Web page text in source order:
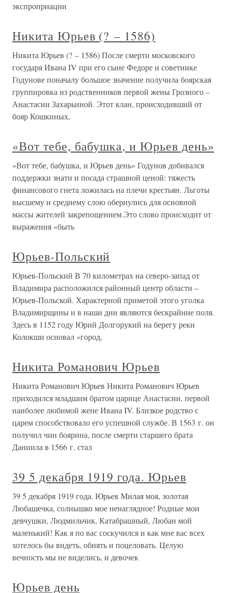
экспроприации
Никита Юрьев (? – 1586)
Никита Юрьев (? – 1586) После смерти московского
государя Ивана IV при его сыне Федоре и советнике
Годунове поначалу большое значение получила боярская
группировка из родственников первой жены Грозного –
Анастасии Захарьиной. Этот клан, происходивший от
бояр Кошкиных,
«Вот тебе, бабушка, и Юрьев день»
«Вот тебе, бабушка, и Юрьев день» Годунов добивался
поддержки знати и посада страшной ценой: тяжесть
финансового гнета ложилась на плечи крестьян. Льготы
высшему и среднему слою обернулись для основной
массы жителей закрепощением.Это слово происходит от
выражения «быть
Юрьев-Польский
Юрьев-Польский В 70 километрах на северо-запад от
Владимира расположился районный центр области –
Юрьев-Польской. Характерной приметой этого уголка
Владимирщины и в наши дни являются бескрайние поля.
Здесь в 1152 году Юрий Долгорукий на берегу реки
Колокши основал «город,
Никита Романович Юрьев
Никита Романович Юрьев Никита Романович Юрьев
приходился младшим братом царице Анастасии, первой
наиболее любимой жене Ивана IV. Близкое родство с
царем способствовало его успешной службе. В 1563 г. он
получил чин боярина, после смерти старшего брата
Даниила в 1566 г. стал
39 5 декабря 1919 года. Юрьев
39 5 декабря 1919 года. Юрьев Милая моя, золотая
Любашечка, солнышко мое ненаглядное! Родные мои
девчушки, Людмильчик, Катабрашный, Любан мой
маленький! Как я по вас соскучился и как мне вас всех
хотелось бы видеть, обнять и поцеловать. Целую
вечность мы не виделись, и девочек
Юрьев день